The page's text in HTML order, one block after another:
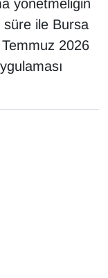
yönetmeliğin
ile Bursa
2026